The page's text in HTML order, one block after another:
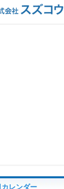
レンダー